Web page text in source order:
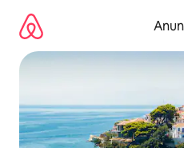
para
conteúdo